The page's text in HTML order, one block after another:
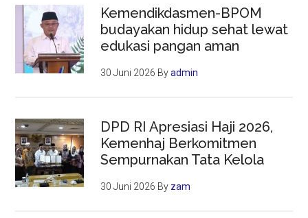
Kemendikdasmen-BPOM
budayakan hidup sehat lewat
edukasi pangan aman
30 Juni 2026 Byadmin
DPD RI Apresiasi Haji 2026,
Kemenhaj Berkomitmen
Sempurnakan Tata Kelola
30 Juni 2026 By zam